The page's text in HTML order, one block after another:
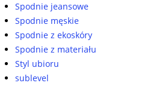
Spodnie jeansowe
Spodnie męskie
Spodnie z ekoskóry
Spodnie z materiału
Styl ubioru
sublevel